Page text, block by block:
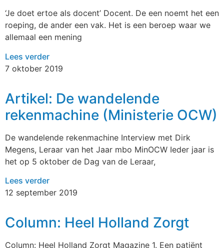
‘Je doet ertoe als docent’ Docent. De een noemt het een
roeping, de ander een vak. Het is een beroep waar we
allemaal een mening
Lees verder
7 oktober 2019
Artikel: De wandelende
rekenmachine (Ministerie OCW)
De wandelende rekenmachine Interview met Dirk
Megens, Leraar van het Jaar mbo MinOCW Ieder jaar is
het op 5 oktober de Dag van de Leraar,
Lees verder
12 september 2019
Column: Heel Holland Zorgt
Column: Heel Holland Zorgt Magazine 1. Een patiënt